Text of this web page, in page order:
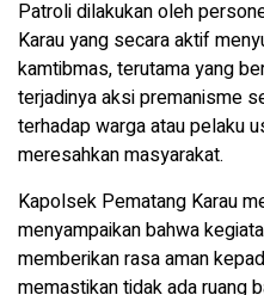
Patroli dilakukan oleh
Karau yang secara aktif
kamtibmas, terutama yang
terjadinya aksi premanisme
terhadap warga atau pelaku
meresahkan masyarakat.
Kapolsek Pematang Karau
menyampaikan bahwa
memberikan rasa aman
memastikan tidak ada ruang